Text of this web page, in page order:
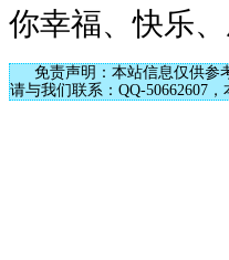
你幸福、快乐、
免责声明：本站信息仅供参
请与我们联系：QQ-50662607，